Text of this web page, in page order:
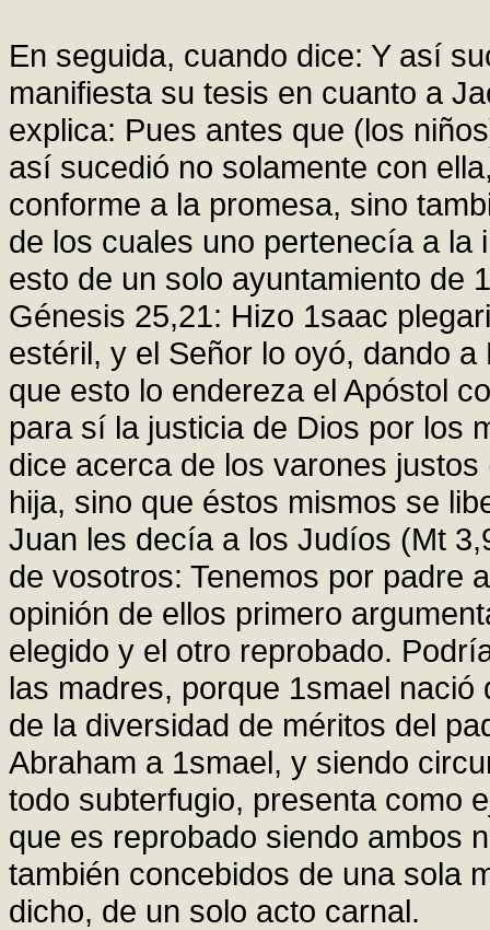
En seguida, cuando dice: Y así
manifiesta su tesis en cuanto a
explica: Pues antes que (los
así sucedió no solamente con
conforme a la promesa, sino
de los cuales uno pertenecía a
esto de un solo ayuntamiento de
Génesis 25,21: Hizo 1saac
estéril, y el Señor lo oyó, dando
que esto lo endereza el Apóstol
para sí la justicia de Dios por los
dice acerca de los varones
hija, sino que éstos mismos se
Juan les decía a los Judíos (Mt
de vosotros: Tenemos por padre
opinión de ellos primero
elegido y el otro reprobado.
las madres, porque 1smael
de la diversidad de méritos del
Abraham a 1smael, y siendo
todo subterfugio, presenta como
que es reprobado siendo ambos
también concebidos de una sola
dicho, de un solo acto carnal.